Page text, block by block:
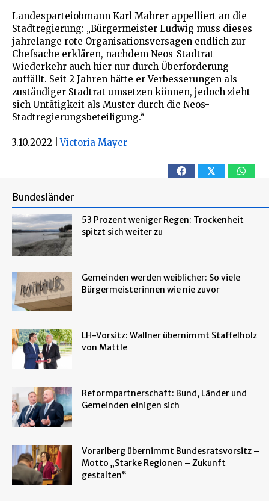
Landesparteiobmann Karl Mahrer appelliert an die
Stadtregierung: „Bürgermeister Ludwig muss dieses
jahrelange rote Organisationsversagen endlich zur
Chefsache erklären, nachdem Neos-Stadtrat
Wiederkehr auch hier nur durch Überforderung
auffällt. Seit 2 Jahren hätte er Verbesserungen als
zuständiger Stadtrat umsetzen können, jedoch zieht
sich Untätigkeit als Muster durch die Neos-
Stadtregierungsbeteiligung.“
3.10.2022 Victoria Mayer
𝕏
Bundesländer
53 Prozent weniger Regen: Trockenheit
spitzt sich weiter zu
Gemeinden werden weiblicher: So viele
Bürgermeisterinnen wie nie zuvor
LH-Vorsitz: Wallner übernimmt Staffelholz
von Mattle
Reformpartnerschaft: Bund, Länder und
Gemeinden einigen sich
Vorarlberg übernimmt Bundesratsvorsitz –
Motto „Starke Regionen – Zukunft
gestalten“